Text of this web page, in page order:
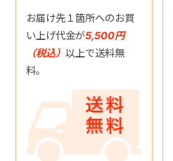
お届け先１箇所へのお買
い上げ代金が5,500円
（税込） 以上で送料無
料。